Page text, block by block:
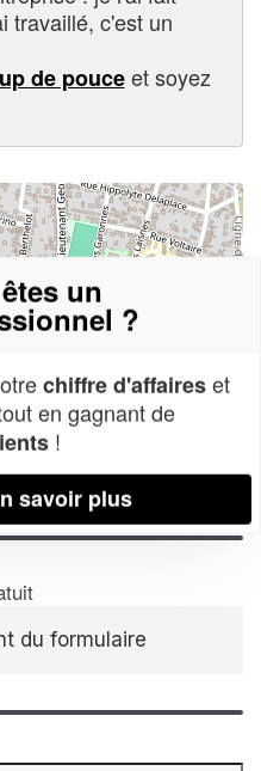
travaillé, c'est un
de pouceet soyez
OpenStreetMap contributors,CC-BY-SA
du formulaire
un
?
chiffre d'affaireset
en gagnant de
!
savoir plus